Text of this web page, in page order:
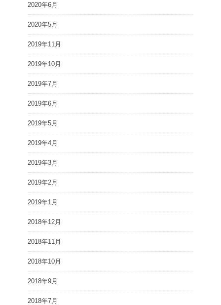
2020年6月
2020年5月
2019年11月
2019年10月
2019年7月
2019年6月
2019年5月
2019年4月
2019年3月
2019年2月
2019年1月
2018年12月
2018年11月
2018年10月
2018年9月
2018年7月